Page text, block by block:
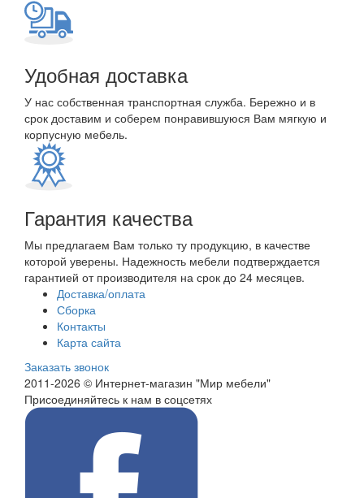
Удобная доставка
У нас собственная транспортная служба. Бережно и в
срок доставим и соберем понравившуюся Вам мягкую и
корпусную мебель.
Гарантия качества
Мы предлагаем Вам только ту продукцию, в качестве
которой уверены. Надежность мебели подтверждается
гарантией от производителя на срок до 24 месяцев.
Доставка/оплата
Сборка
Контакты
Карта сайта
Заказать звонок
2011-2026 © Интернет-магазин "Мир мебели"
Присоединяйтесь к нам в соцсетях